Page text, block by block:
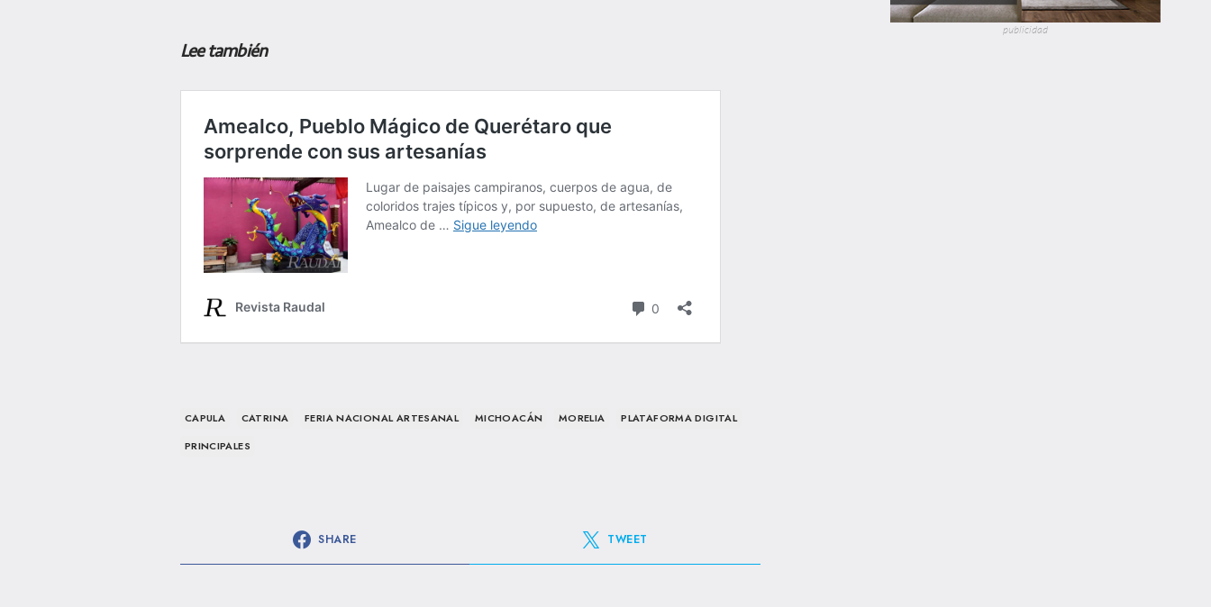
Lee también
CAPULA CATRINA FERIA NACIONAL ARTESANAL MICHOACÁN MORELIA
PLATAFORMA DIGITAL
PRINCIPALES
SHARE TWEET
publicidad